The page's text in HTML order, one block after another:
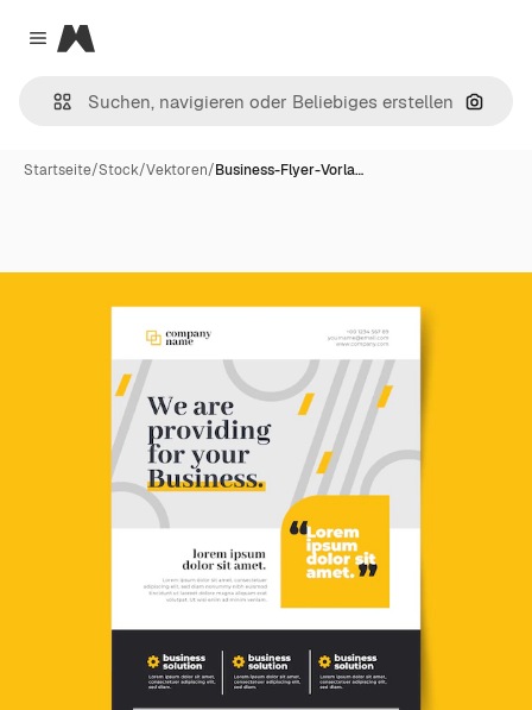
Close menu
Magnific
Nach
Startseite/Stock/Vektoren/Business-Flyer-Vorla…